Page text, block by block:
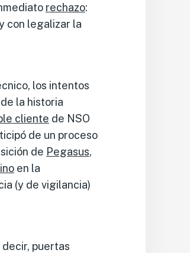
rechazo:
con legalizar la
los intentos
la historia
cliente de NSO
de un proceso
de Pegasus,
en la
(y de vigilancia)
puertas